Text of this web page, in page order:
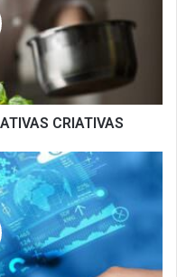
CRIATIVAS